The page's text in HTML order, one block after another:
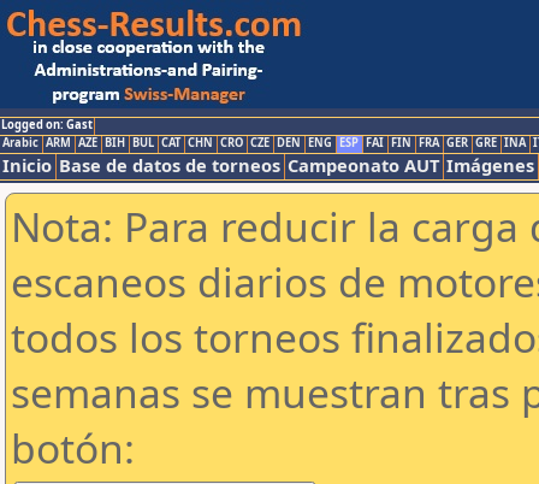
Logged on: Gast
Arabic ARM AZE BIH BUL CAT CHN CRO CZE DEN ENG ESP FAI FIN FRA GER GRE INA
Inicio Base de datos de torneos Campeonato AUT Imágenes
Nota: Para reducir la
escaneos diarios de
todos los torneos
semanas se muestran tras
botón: